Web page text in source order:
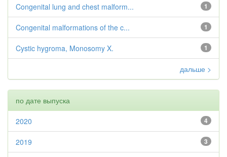
1
Congenital lung and chest malform...
1
Congenital malformations of the c...
1
Cystic hygroma, Monosomy X.
дальше >
по дате выпуска
4
2020
3
2019